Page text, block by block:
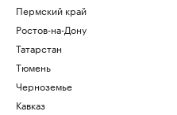
Пермский край
Ростов-на-Дону
Татарстан
Тюмень
Черноземье
Кавказ